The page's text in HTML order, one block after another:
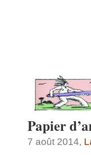
Papier
7 août 2014,